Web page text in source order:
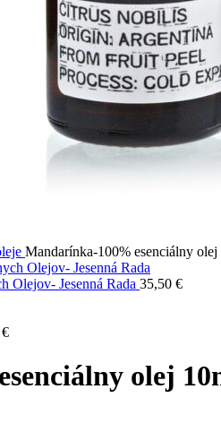
Mandarínka-100% esenciálny olej
Olejov- Jesenná Rada 35,50 €
€
olej